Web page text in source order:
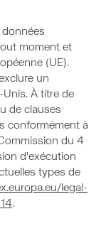
moment et
(UE).
un
À titre de
de clauses
conformément à
du 4
d'exécution
types de
legal-
.